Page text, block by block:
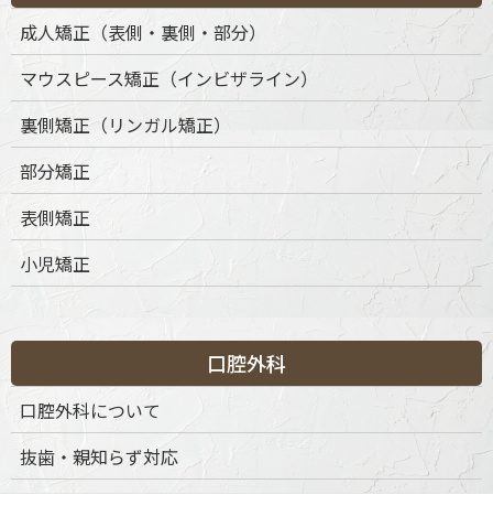
成人矯正（表側・裏側・部分）
マウスピース矯正（インビザライン）
裏側矯正（リンガル矯正）
部分矯正
表側矯正
小児矯正
口腔外科
口腔外科について
抜歯・親知らず対応
歯ぎしり・食いしばり